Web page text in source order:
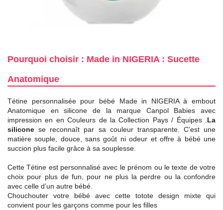
Pourquoi choisir : Made in NIGERIA : Sucette
Anatomique
Tétine personnalisée pour bébé Made in NIGERIA à embout
Anatomique en silicone de la marque Canpol Babies avec
impression en en Couleurs de la Collection Pays / Équipes .La
siliconese reconnaît par sa couleur transparente. C'est une
matière souple, douce, sans goût ni odeur et offre à bébé une
succion plus facile grâce à sa souplesse.
Cette Tétine est personnalisé avec le prénom ou le texte de votre
choix pour plus de fun, pour ne plus la perdre ou la confondre
avec celle d’un autre bébé.
Chouchouter votre bébé avec cette totote design mixte qui
convient pour les garçons comme pour les filles